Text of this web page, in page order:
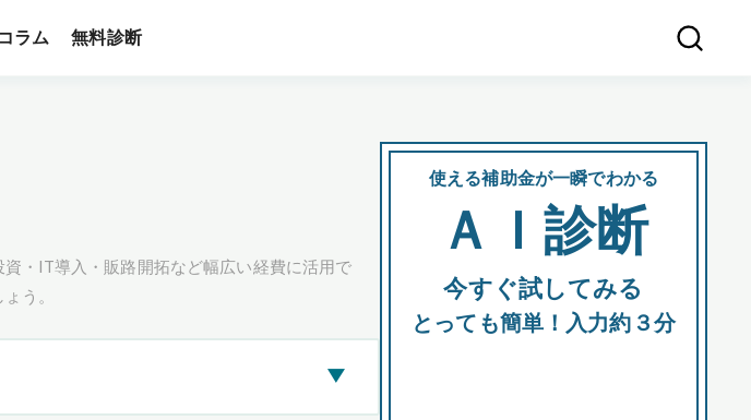
コラム 無料診断
・IT導入・販路開拓など幅広い経費に活用で
う。
▶
使える補助金が一瞬でわかる
ＡＩ診断
今すぐ試してみる
とっても簡単！入力約３分